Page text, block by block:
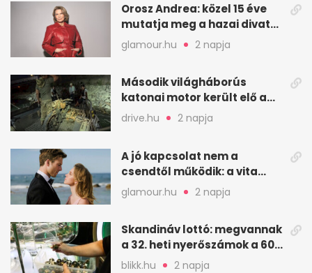
Orosz Andrea: közel 15 éve
mutatja meg a hazai divat
arcait
glamour.hu 2 napja
Második világháborús
katonai motor került elő a
Dunából a Batthyány térnél
drive.hu 2 napja
A jó kapcsolat nem a
csendtől működik: a vita
néha egészséges jel
glamour.hu 2 napja
Skandináv lottó: megvannak
a 32. heti nyerőszámok a 600
milliós játékhoz
blikk.hu 2 napja